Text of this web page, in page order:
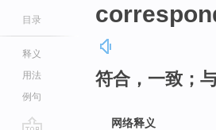
目录
释义
用法
例句
符合，一致；
网络释义